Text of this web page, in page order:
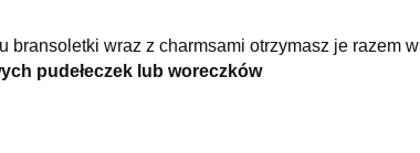
bransoletki wraz z charmsami otrzymasz je razem w
pudełeczek lub woreczków